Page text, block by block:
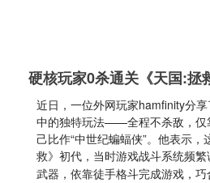
硬核玩家0杀通关《天国:拯
近日，一位外网玩家hamfinity分享
中的独特玩法——全程不杀敌，仅
己比作“中世纪蝙蝠侠”。他表示
救》初代，当时游戏战斗系统频
武器，依靠徒手格斗完成游戏，巧